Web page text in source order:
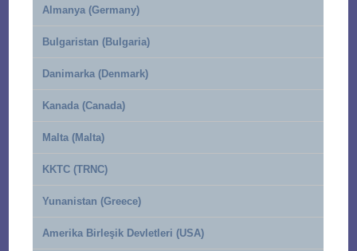
Almanya (Germany)
Bulgaristan (Bulgaria)
Danimarka (Denmark)
Kanada (Canada)
Malta (Malta)
KKTC (TRNC)
Yunanistan (Greece)
Amerika Birleşik Devletleri (USA)